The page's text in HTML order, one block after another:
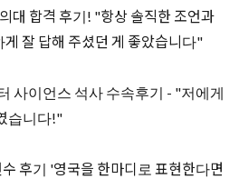
대 합격 후기! "항상 솔직한 조언과
잘 답해 주셨던 게 좋았습니다"
사이언스 석사 수속후기 - "저에게
습니다!"
후기 '영국을 한마디로 표현한다면